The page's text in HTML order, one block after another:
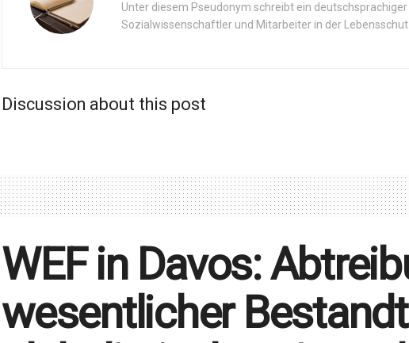
Unter diesem Pseudonym schreibt ein deutschsprachiger
Sozialwissenschaftler und Mitarbeiter in der
Discussion about this post
WEF in Davos:
wesentlicher